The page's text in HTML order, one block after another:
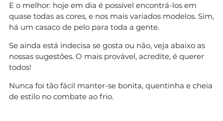
E o melhor: hoje em dia é possível encontrá-los em
quase todas as cores, e nos mais variados modelos. Sim,
há um casaco de pelo para toda a gente.
Se ainda está indecisa se gosta ou não, veja abaixo as
nossas sugestões. O mais provável, acredite, é querer
todos!
Nunca foi tão fácil manter-se bonita, quentinha e cheia
de estilo no combate ao frio.